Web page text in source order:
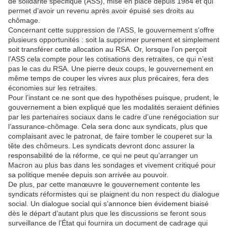
permet d’avoir un revenu après avoir épuisé ses droits au
chômage.
Concernant cette suppression de l’ASS, le gouvernement s’offre
plusieurs opportunités : soit la supprimer purement et simplement
soit transférer cette allocation au RSA. Or, lorsque l’on perçoit
l’ASS cela compte pour les cotisations des retraites, ce qui n’est
pas le cas du RSA. Une pierre deux coups, le gouvernement en
même temps de couper les vivres aux plus précaires, fera des
économies sur les retraites.
Pour l’instant ce ne sont que des hypothèses puisque, prudent, le
gouvernement a bien expliqué que les modalités seraient définies
par les partenaires sociaux dans le cadre d’une renégociation sur
l’assurance-chômage. Cela sera donc aux syndicats, plus que
complaisant avec le patronat, de faire tomber le couperet sur la
tête des chômeurs. Les syndicats devront donc assurer la
responsabilité de la réforme, ce qui ne peut qu’arranger un
Macron au plus bas dans les sondages et vivement critiqué pour
sa politique menée depuis son arrivée au pouvoir.
De plus, par cette manœuvre le gouvernement contente les
syndicats réformistes qui se plaignent du non respect du dialogue
social. Un dialogue social qui s’annonce bien évidement biaisé
dès le départ d’autant plus que les discussions se feront sous
surveillance de l’État qui fournira un document de cadrage qui